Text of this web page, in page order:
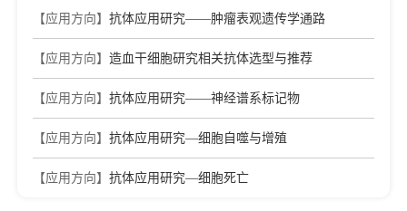
【应用方向】 抗体应用研究——肿瘤表观遗传学通路
【应用方向】 造血干细胞研究相关抗体选型与推荐
【应用方向】 抗体应用研究——神经谱系标记物
【应用方向】 抗体应用研究—细胞自噬与增殖
【应用方向】 抗体应用研究—细胞死亡